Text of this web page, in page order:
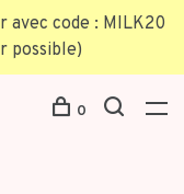
avec code : MILK20
possible)
0